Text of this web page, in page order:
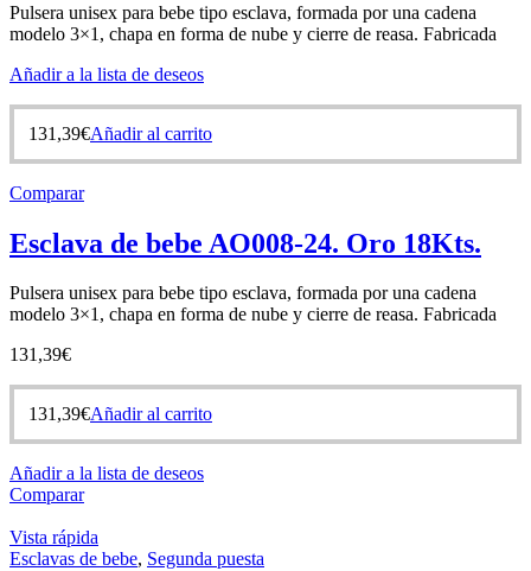
Pulsera unisex para bebe tipo esclava, formada por una cadena
modelo 3×1, chapa en forma de nube y cierre de reasa. Fabricada
Añadir a la lista de deseos
131,39€Añadir al carrito
Comparar
Esclava de bebe AO008-24. Oro 18Kts.
Pulsera unisex para bebe tipo esclava, formada por una cadena
modelo 3×1, chapa en forma de nube y cierre de reasa. Fabricada
131,39€
131,39€Añadir al carrito
Añadir a la lista de deseos
Comparar
Vista rápida
Esclavas de bebe, Segunda puesta